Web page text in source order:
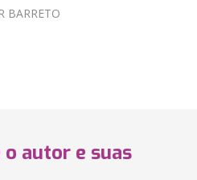
BARRETO
autor e suas